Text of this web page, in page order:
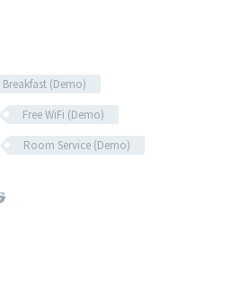
Breakfast (Demo)
Free WiFi (Demo)
Room Service (Demo)